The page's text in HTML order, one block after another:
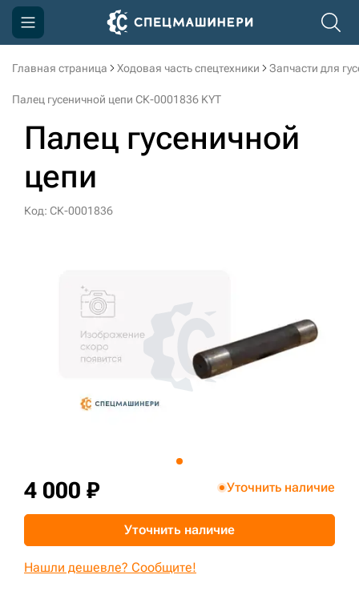
Главная страница Ходовая часть спецтехники Запчасти для
Палец гусеничной цепи СК-0001836 KYT
Палец гусеничной
цепи
Код: СК-0001836
4 000 ₽ Уточнить наличие
Уточнить наличие
Нашли дешевле? Сообщите!
Компания
Доставка и оплата
Информация
Контакты
sksale@skdst.ru
+7 (499) 394-50-93